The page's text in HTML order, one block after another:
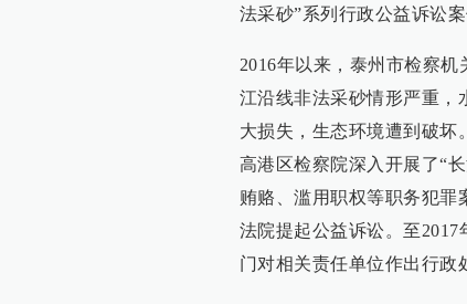
法采砂”系列行政公益诉讼
2016年以来，泰州市检察
江沿线非法采砂情形严重，
大损失，生态环境遭到破坏
高港区检察院深入开展了“
贿赂、滥用职权等职务犯罪
法院提起公益诉讼。至
门对相关责任单位作出行政